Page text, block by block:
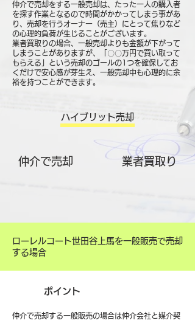
仲介で売却をする一般売却は、たった一人の購入者
を探す作業となるので時間がかかってしまう事があ
り、売却を行うオーナー（売主）にとって焦りなど
の心理的負荷が生じることがございます。
業者買取りの場合、一般売却よりも金額が下がって
しまうことがありますが、「〇〇万円で買い取って
もらえる」という売却のゴールの1つを確保してお
くだけで安心感が芽生え、一般売却中も心理的に余
裕を持つことができます。
ハイブリット売却
仲介で売却 ​業者買取り
ローレルコート世田谷上馬を一般販売で売却
する場合
ポイント
仲介で売却する一般販売の場合は仲介会社と媒介契